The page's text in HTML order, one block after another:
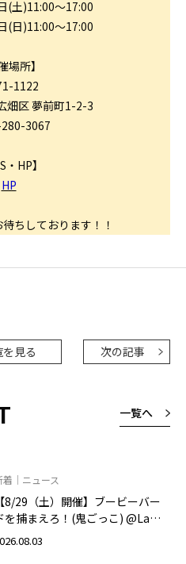
(土)11:00～17:00
(日)11:00～17:00
場所】
1122
畑区 夢前町1-2-3
3067
・HP】
HP
ちしております！！
を見る 次の記事
一覧へ
着｜ニュース
【8/29（土）開催】ブービーバー
を捕まえろ！(鬼ごっこ) @La
On your mark